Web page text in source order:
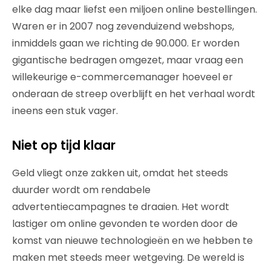
elke dag maar liefst een miljoen online bestellingen.
Waren er in 2007 nog zevenduizend webshops,
inmiddels gaan we richting de 90.000. Er worden
gigantische bedragen omgezet, maar vraag een
willekeurige e-commercemanager hoeveel er
onderaan de streep overblijft en het verhaal wordt
ineens een stuk vager.
Niet op tijd klaar
Geld vliegt onze zakken uit, omdat het steeds
duurder wordt om rendabele
advertentiecampagnes te draaien. Het wordt
lastiger om online gevonden te worden door de
komst van nieuwe technologieën en we hebben te
maken met steeds meer wetgeving. De wereld is